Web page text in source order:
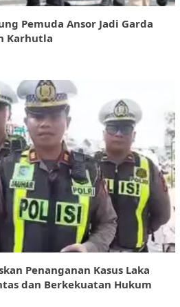
Pemuda Ansor Jadi Garda
Karhutla
Penanganan Kasus Laka
dan Berkekuatan Hukum